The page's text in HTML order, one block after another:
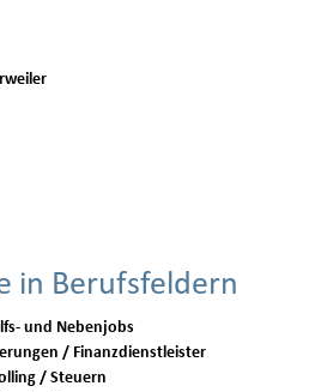
in Berufsfeldern
und Nebenjobs
/ Finanzdienstleister
/ Steuern